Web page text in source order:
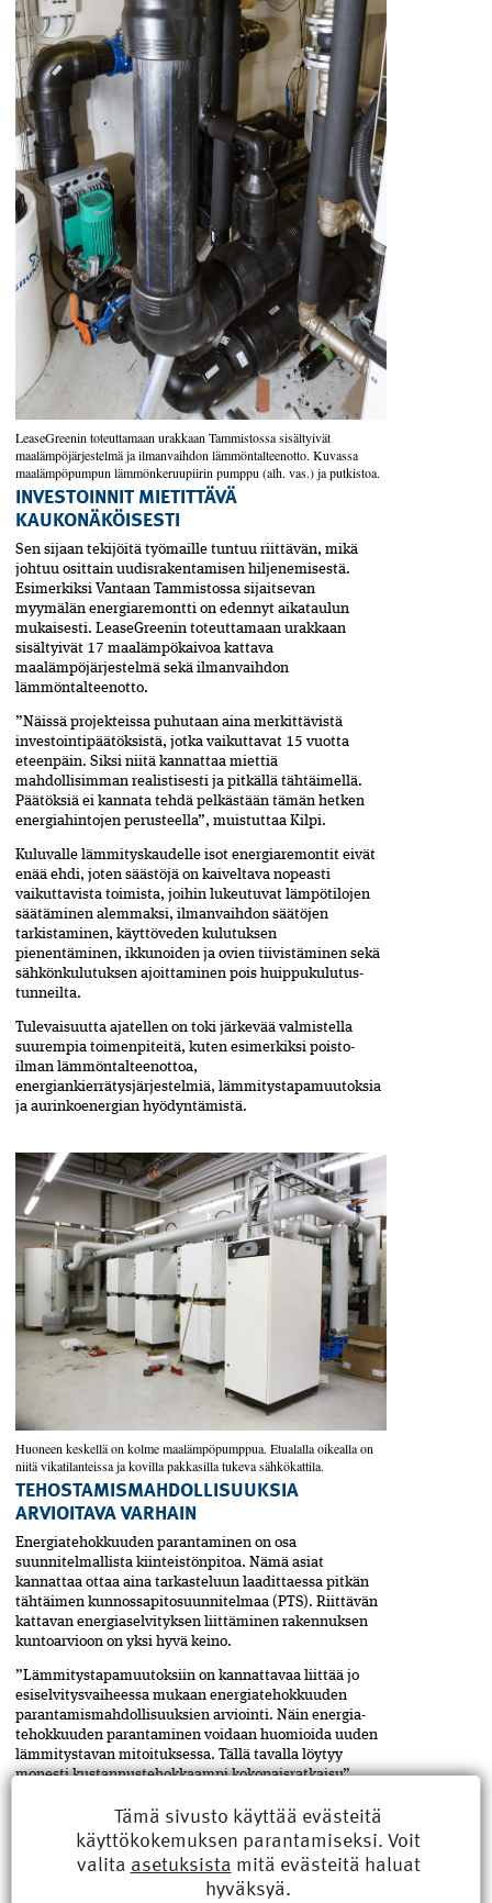
LeaseGreenin toteuttamaan urakkaan Tammistossa sisältyivät
maalämpöjärjestelmä ja ilmanvaihdon lämmöntalteenotto. Kuvassa
maalämpöpumpun lämmönkeruupiirin pumppu (alh. vas.) ja putkistoa.
INVESTOINNIT MIETITTÄVÄ
KAUKONÄKÖISESTI
Sen sijaan tekijöitä työmaille tuntuu riittävän, ­mikä
johtuu osittain uudisrakentamisen hiljenemisestä.
Esimerkiksi Vantaan Tammistossa sijaitsevan
myymälän energiaremontti on edennyt aikataulun
mukaisesti. LeaseGreenin toteuttamaan urakkaan
sisältyivät 17 maalämpökaivoa kattava
maalämpöjärjestelmä ­sekä ilmanvaihdon
lämmöntalteenotto.
”Näissä projekteissa puhutaan aina merkittävistä
investointipäätöksistä, jotka vaikuttavat 15 vuotta
eteenpäin. Siksi niitä kannattaa miettiä
mahdollisimman realistisesti ja pitkällä tähtäimellä.
Päätöksiä ei kannata tehdä pelkästään tämän hetken
energiahintojen perusteella”, muistuttaa Kilpi.
Kuluvalle lämmityskaudelle isot energia­remontit eivät
enää ehdi, joten säästöjä on kaiveltava nopeas­ti
vaikuttavista toimista, joihin lukeutuvat lämpötilojen
säätäminen alemmaksi, ilmanvaihdon säätöjen
tarkistaminen, käyttöveden kulutuksen
pienentäminen, ­ikkunoiden ja ovien tiivistäminen sekä
sähkön­kulutuksen ajoittaminen pois huippukulutus­
tunneilta.
Tulevaisuutta ajatellen on toki järkevää valmistella
suurempia toimenpiteitä, kuten esimerkiksi poisto­
ilman lämmöntalteenottoa,
energiankierrätysjärjestelmiä, lämmitystapamuutoksia
ja aurinkoenergian hyödyntämistä.
Huoneen keskellä on kolme maa­lämpö­pumppua. Etualalla oikealla on
niitä vikatilanteissa ja kovilla pakkasilla tukeva sähkö­kattila.
TEHOSTAMISMAHDOLLISUUKSIA
ARVIOITAVA VARHAIN
Energiatehokkuuden parantaminen on osa
suunnitelmallista kiinteistönpitoa. Nämä asiat
kannattaa ottaa aina tarkasteluun laadittaessa pitkän
tähtäimen kunnossapitosuunnitelmaa (PTS). Riittävän
kattavan energiaselvityksen liittäminen rakennuksen
kunto­arvioon on yksi hyvä keino.
”Lämmitystapamuutoksiin on kannattavaa liittää jo
esiselvitysvaiheessa mukaan energiatehokkuuden
parantamismahdollisuuksien arviointi. Näin energia­
tehokkuuden parantaminen voidaan huomioida ­uuden
lämmitystavan mitoituksessa. Tällä tavalla löytyy
monesti kustannustehokkaampi kokonaisratkaisu”,
Teemu KettunenMotiva Oy:stä.
Tämä sivusto käyttää evästeitä
käyttökokemuksen parantamiseksi. Voit
valita asetuksista mitä evästeitä haluat
hyväksyä.